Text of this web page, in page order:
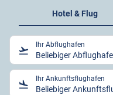
Hotel & Flug
Ihr Abflughafen
Beliebiger
Ihr Ankunftsflughafen
Beliebiger